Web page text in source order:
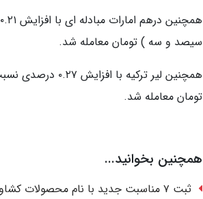
سیصد و سه ) تومان معامله شد.
تومان معامله شد.
همچنین بخوانید...
ثبت ۷ مناسبت جدید با نام محصولات کشاورزی در تقویم رسمی کشور